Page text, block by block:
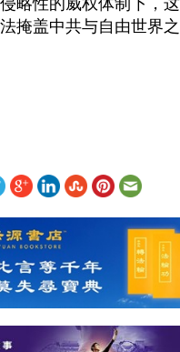
略性的威权体制下，
掩盖中共与自由世界